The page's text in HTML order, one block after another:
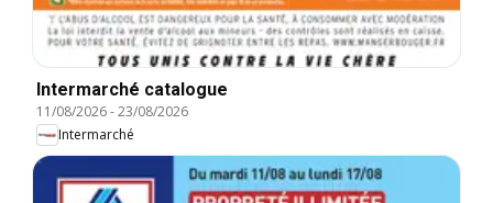
Intermarché catalogue
11/08/2026-23/08/2026
Intermarché